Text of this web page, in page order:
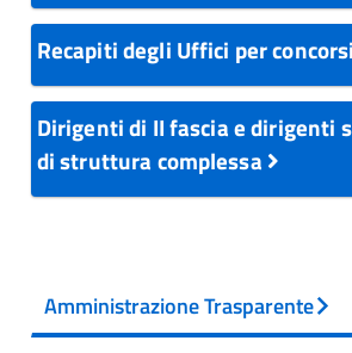
Recapiti degli Uffici per
Dirigenti di II fascia e dirigenti
di struttura complessa
Amministrazione Trasparente